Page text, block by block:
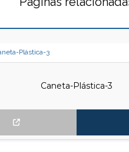
Caneta-Plástica-3